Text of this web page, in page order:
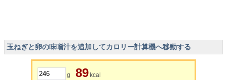
玉ねぎと卵の味噌汁を追加してカロリー計算機へ移動する
g 89 kcal